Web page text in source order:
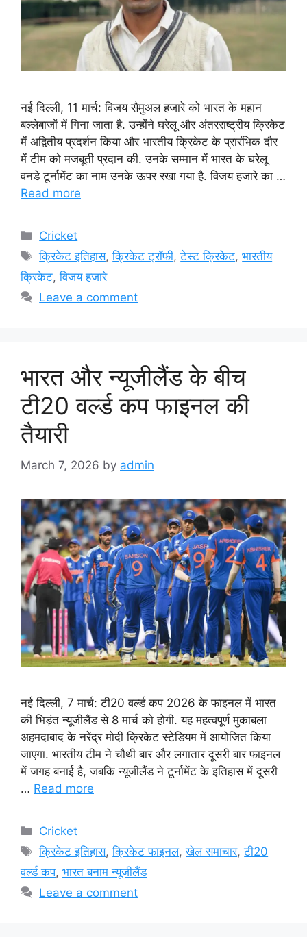
नई दिल्ली, 11 मार्च: विजय सैमुअल हजारे को भारत के महान
बल्लेबाजों में गिना जाता है. उन्होंने घरेलू और अंतरराष्ट्रीय क्रिकेट
में अद्वितीय प्रदर्शन किया और भारतीय क्रिकेट के प्रारंभिक दौर
में टीम को मजबूती प्रदान की. उनके सम्मान में भारत के घरेलू
वनडे टूर्नामेंट का नाम उनके ऊपर रखा गया है. विजय हजारे का …
Read more
Categories
Cricket
Tags
क्रिकेट इतिहास,क्रिकेट ट्रॉफी,टेस्ट क्रिकेट,भारतीय
क्रिकेट,विजय हजारे
Leave a comment
भारत और न्यूजीलैंड के बीच
टी20 वर्ल्ड कप फाइनल की
तैयारी
March 7, 2026 by admin
नई दिल्ली, 7 मार्च: टी20 वर्ल्ड कप 2026 के फाइनल में भारत
की भिड़ंत न्यूजीलैंड से 8 मार्च को होगी. यह महत्वपूर्ण मुकाबला
अहमदाबाद के नरेंद्र मोदी क्रिकेट स्टेडियम में आयोजित किया
जाएगा. भारतीय टीम ने चौथी बार और लगातार दूसरी बार फाइनल
में जगह बनाई है, जबकि न्यूजीलैंड ने टूर्नामेंट के इतिहास में दूसरी
… Read more
Categories
Cricket
Tags
क्रिकेट इतिहास,क्रिकेट फाइनल,खेल समाचार,टी20
वर्ल्ड कप, भारत बनाम न्यूजीलैंड
Leave a comment